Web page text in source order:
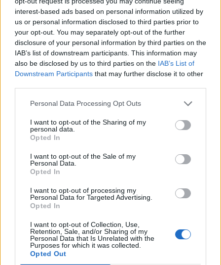
interest-based ads based on personal information utilized by
us or personal information disclosed to third parties prior to
your opt-out. You may separately opt-out of the further
disclosure of your personal information by third parties on the
IAB’s list of downstream participants. This information may
also be disclosed by us to third parties on the IAB’s List of
Downstream Participants that may further disclose it to other
Personal Data Processing Opt Outs
I want to opt-out of the Sharing of my
personal data.
Opted In
I want to opt-out of the Sale of my
Personal Data.
Opted In
I want to opt-out of processing my
Personal Data for Targeted Advertising.
Opted In
I want to opt-out of Collection, Use,
Retention, Sale, and/or Sharing of my
Personal Data that Is Unrelated with the
Purposes for which it was collected.
Opted Out
P. Chwała Ojcu i Synowi i Duchowi Świętemu.
W. Jak była na początku, teraz i zawsze i na
wieki wieków.
P. Amen.
W. A światłość wiekuista niechaj im świeci
P. Niech odpoczywają w pokoju wiecznym
W. Amen.
W okresie wielkanocnym zamiast Anioł Pański
odmawiamy Regina Caeli